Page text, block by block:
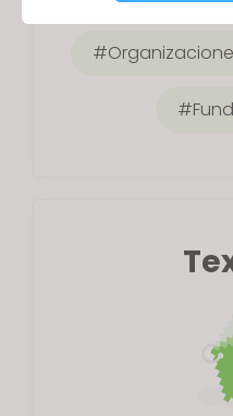
Targeting
If you reject all, some